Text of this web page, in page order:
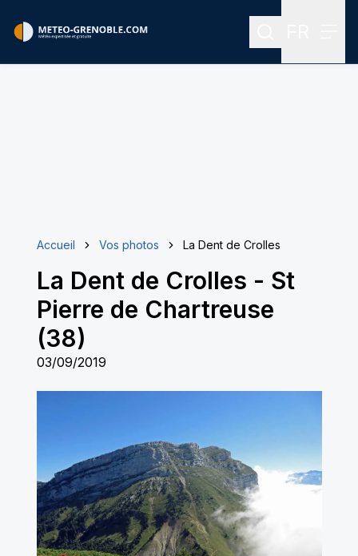
Rechercher
Accueil Vos photos La Dent de Crolles
La Dent de Crolles - St
Pierre de Chartreuse
(38)
03/09/2019